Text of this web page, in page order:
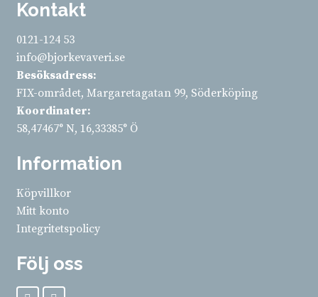
Kontakt
0121-124 53
info@bjorkevaveri.se
Besöksadress:
FIX-området, Margaretagatan 99, Söderköping
Koordinater:
58,47467° N, 16,33385° Ö
Information
Köpvillkor
Mitt konto
Integritetspolicy
Följ oss